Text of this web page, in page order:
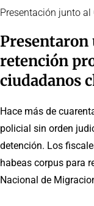
Presentación junto
Presentaron
retención
ciudadanos
Hace más de
policial sin orden
detención. Los
habeas corpus para
Nacional de